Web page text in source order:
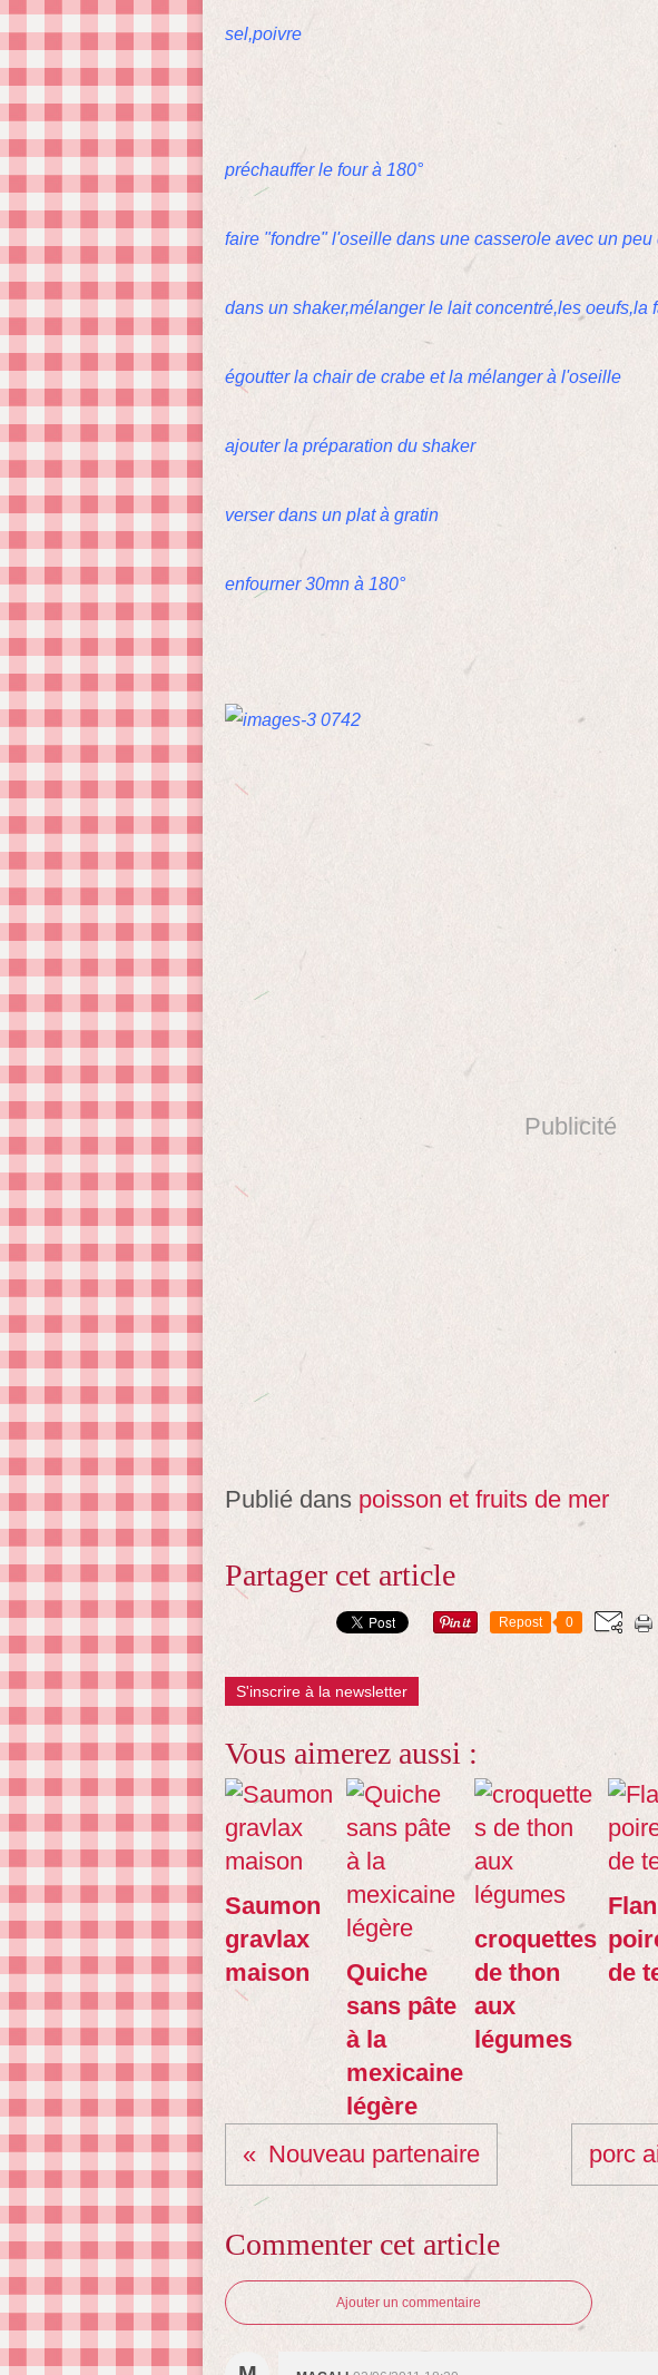
sel,poivre
préchauffer le four à 180°
faire "fondre" l'oseille dans une casserole avec un peu
dans un shaker,mélanger le lait concentré,les oeufs,la
égoutter la chair de crabe et la mélanger à l'oseille
ajouter la préparation du shaker
verser dans un plat à gratin
enfourner 30mn à 180°
Publicité
Publié dans poisson et fruits de mer
Partager cet article
Repost 0
S'inscrire à la newsletter
Vous aimerez aussi :
Saumon
gravlax
maison
Quiche
sans pâte
à la
mexicaine
légère
croquettes
de thon
aux
légumes
Flan
de
Nouveau partenaire porc
Commenter cet article
Ajouter un commentaire